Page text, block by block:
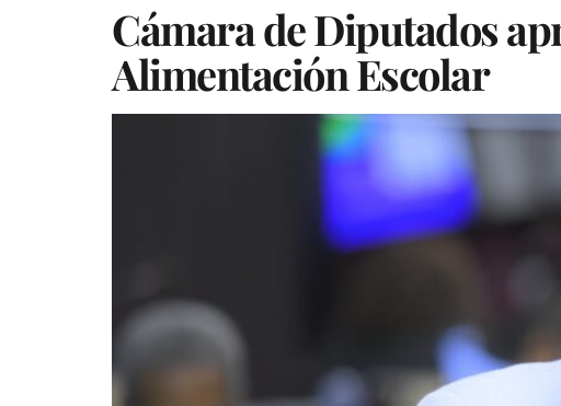
Cámara de Diputados
Alimentación Escolar